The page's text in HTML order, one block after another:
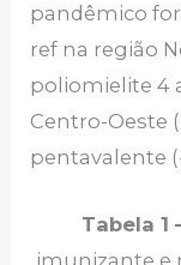
pandêmico
ref na região
poliomielite 4
Centro-Oeste
pentavalente
Tabela 1